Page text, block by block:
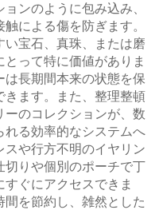
ンのように包み込み、
による傷を防ぎます。
い宝石、真珠、または磨
って特に価値がありま
長期間本来の状態を保
ます。また、整理整頓
のコレクションが、数
る効率的なシステムへ
スや行方不明のイヤリン
切りや個別のポーチで丁
ぐにアクセスできま
を節約し、雑然とした